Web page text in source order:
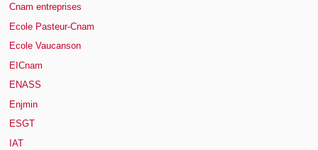
Cnam entreprises
Ecole Pasteur-Cnam
Ecole Vaucanson
EICnam
ENASS
Enjmin
ESGT
IAT